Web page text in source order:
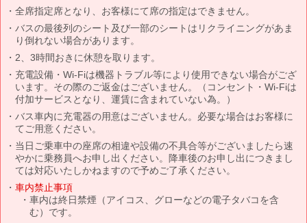
全席指定席となり、お客様にて席の指定はできません。
バスの最後列のシート及び一部のシートはリクライニングがあま
り倒れない場合があります。
2、3時間おきに休憩を取ります。
充電設備・Wi-Fiは機器トラブル等により使用できない場合がござ
います。その際のご返金はございません。（コンセント・Wi-Fiは
付加サービスとなり、運賃に含まれていない為。）
バス車内に充電器の用意はございません。必要な場合はお客様に
てご用意ください。
当日ご乗車中の座席の相違や設備の不具合等がございましたら速
やかに乗務員へお申し出ください。降車後のお申し出につきまし
ては対応いたしかねますので予めご了承ください。
車内禁止事項
車内は終日禁煙（アイコス、グローなどの電子タバコを含
む）です。